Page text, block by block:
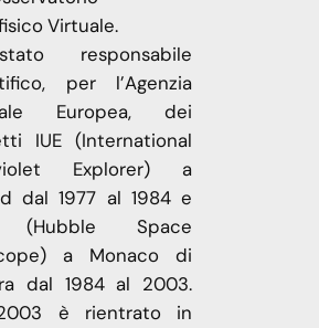
Virtuale.
responsabile
per l’Agenzia
Europea, dei
IUE (International
Explorer) a
dal 1977 al 1984 e
(Hubble Space
a Monaco di
dal 1984 al 2003.
è rientrato in